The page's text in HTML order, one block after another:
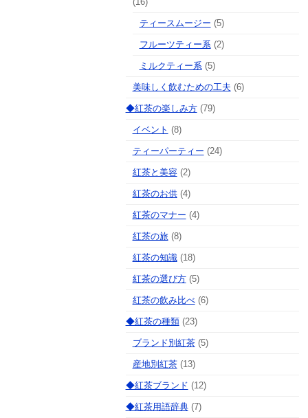
ティースムージー (5)
フルーツティー系(2)
ミルクティー系(5)
美味しく飲むための工夫 (6)
◆紅茶の楽しみ方(79)
イベント (8)
ティーパーティー (24)
紅茶と美容(2)
紅茶のお供(4)
紅茶のマナー (4)
紅茶の旅(8)
紅茶の知識(18)
紅茶の選び方(5)
紅茶の飲み比べ(6)
◆紅茶の種類(23)
ブランド別紅茶(5)
産地別紅茶(13)
◆紅茶ブランド (12)
◆紅茶用語辞典(7)